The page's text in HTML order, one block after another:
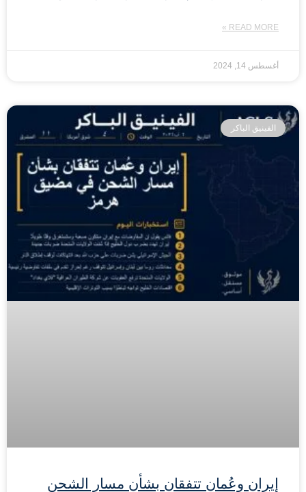
READ MORE »
أغسطس 14, 2024
الفينيق الباكر
إيران وعُمان تتفقان بشأن مسار الشحن